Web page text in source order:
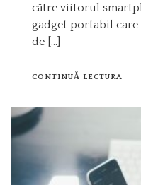
către viitorul
gadget portabil care
de […]
CONTINUĂ LECTURA